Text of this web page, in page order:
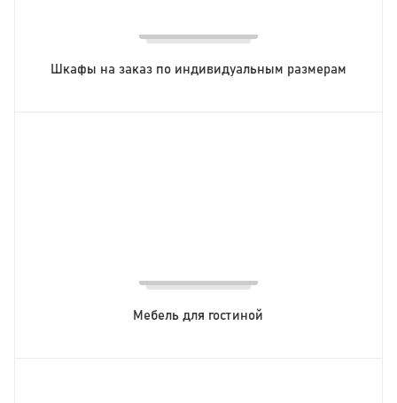
Шкафы на заказ по индивидуальным размерам
Мебель для гостиной